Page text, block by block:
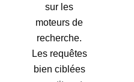
sur les
moteurs de
recherche.
Les requêtes
bien ciblées